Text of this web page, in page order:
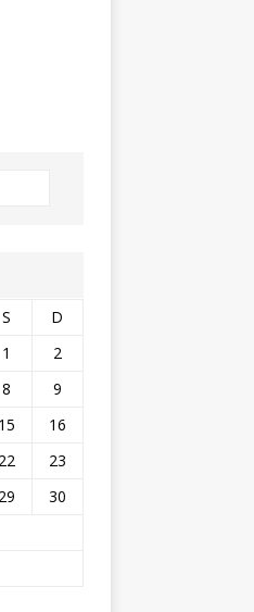
S D
1
2
8
9
15
16
22
23
29
30